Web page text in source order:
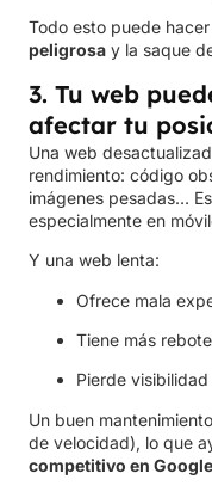
Todo esto puede
peligrosa y la saque
3. Tu web
afectar tu
Una web
rendimiento: código
imágenes pesadas…
especialmente en
Y una web lenta:
Ofrece mala
Tiene más
Pierde
Un buen
de velocidad), lo que
competitivo en Google